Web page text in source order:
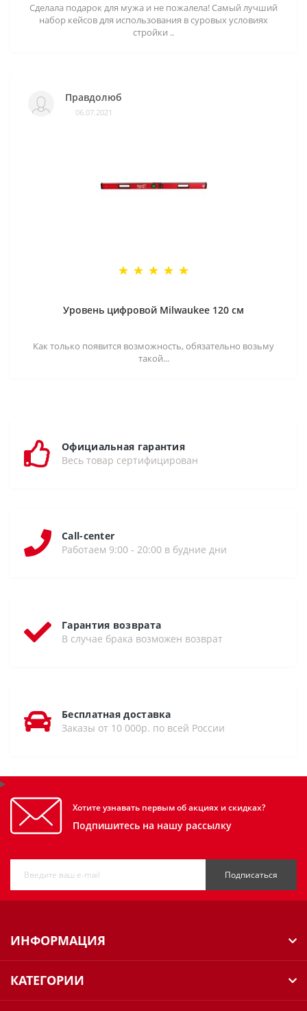
Сделала подарок для мужа и не пожалела! Самый лучший
набор кейсов для использования в суровых условиях
стройки ..
Правдолюб
06.07.2021
Уровень цифровой Milwaukee 120 см
Как только появится возможность, обязательно возьму
такой...
Официальная гарантия
Весь товар сертифицирован
Call-center
Работаем 9:00 - 20:00 в будние дни
Гарантия возврата
В случае брака возможен возврат
Бесплатная доставка
Заказы от 10 000р. по всей России
Хотите узнавать первым об акциях и скидках?
Подпишитесь на нашу рассылку
Подписаться
ИНФОРМАЦИЯ
КАТЕГОРИИ